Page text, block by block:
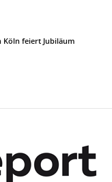
Köln feiert Jubiläum